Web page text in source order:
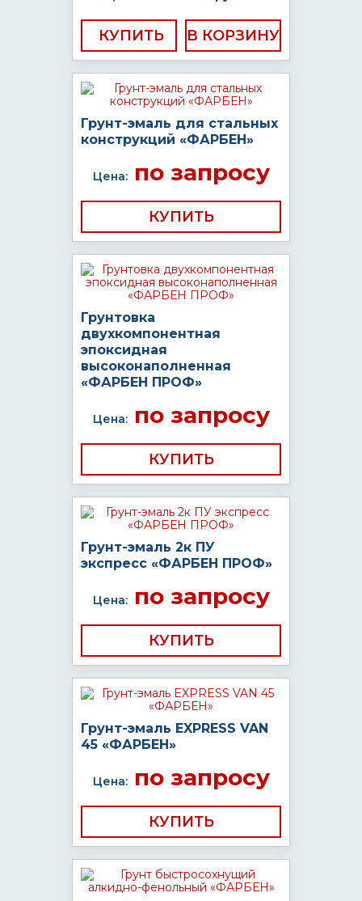
КУПИТЬ
Грунт-эмаль для стальных
конструкций «ФАРБЕН»
Цена:по запросу
КУПИТЬ
Грунтовка
двухкомпонентная
эпоксидная
высоконаполненная
«ФАРБЕН ПРОФ»
Цена:по запросу
КУПИТЬ
Грунт-эмаль 2к ПУ
экспресс «ФАРБЕН ПРОФ»
Цена:по запросу
КУПИТЬ
Грунт-эмаль EXPRESS VAN
45 «ФАРБЕН»
Цена:по запросу
КУПИТЬ